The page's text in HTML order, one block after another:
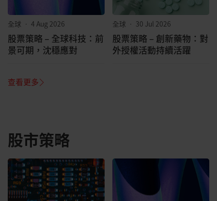
全球 • 4 Aug 2026
股票策略 – 全球科技：前
景可期，沈穩應對
全球 • 30 Jul 2026
股票策略 – 創新藥物：對
外授權活動持續活躍
查看更多
股市策略